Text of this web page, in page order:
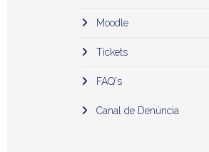
Moodle
Tickets
FAQ's
Canal de Denúncia